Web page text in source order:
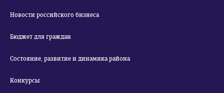
Новости российского бизнеса
Бюджет для граждан
Состояние, развитие и динамика района
Конкурсы